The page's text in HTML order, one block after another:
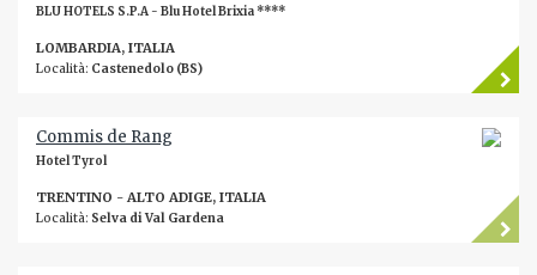
BLU HOTELS S.P.A - Blu Hotel Brixia ****
LOMBARDIA, ITALIA
Località: Castenedolo (BS)
Commis de Rang
Hotel Tyrol
TRENTINO - ALTO ADIGE, ITALIA
Località: Selva di Val Gardena